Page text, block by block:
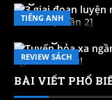
TIẾNG ANH
22/06/2021
REVIEW SÁCH
Tuyến hỏa xa
27/10/2020
BÀI VIẾT PHỔ